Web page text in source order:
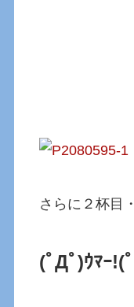
さらに２杯目
(ﾟДﾟ)ｳﾏｰ!(